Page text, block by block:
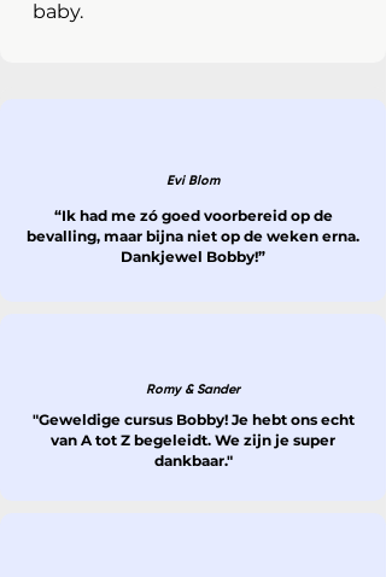
baby.
Evi Blom
“Ik had me zó goed voorbereid op de
bevalling, maar bijna niet op de weken erna.
Dankjewel Bobby!”
Romy & Sander
"Geweldige cursus Bobby! Je hebt ons echt
van A tot Z begeleidt. We zijn je super
dankbaar."